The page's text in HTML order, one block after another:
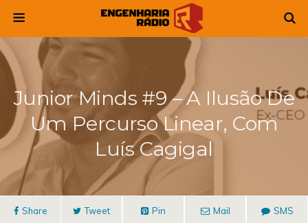
Junior Minds #9 – A Ilusão De
Um Percurso Linear, Com
Luís Cagigal
Share Tweet Pin Mail SMS